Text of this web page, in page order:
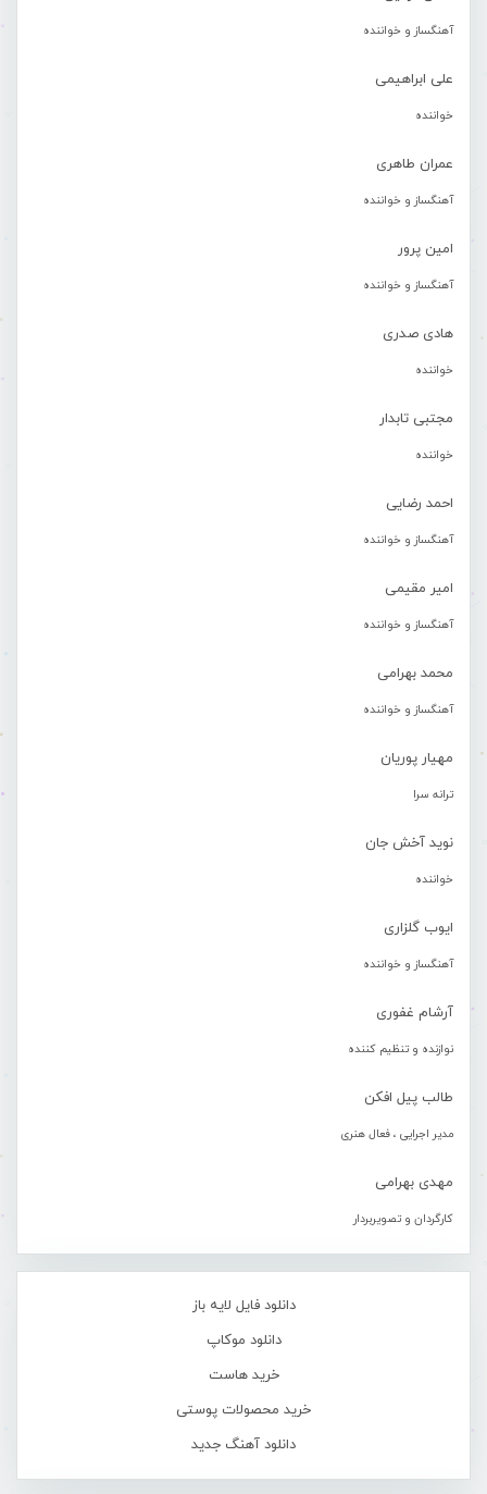
آهنگساز و خواننده
علی ابراهیمی
خواننده
عمران طاهری
آهنگساز و خواننده
امین پرور
آهنگساز و خواننده
هادی صدری
خواننده
مجتبی تابدار
خواننده
احمد رضایی
آهنگساز و خواننده
امیر مقیمی
آهنگساز و خواننده
محمد بهرامی
آهنگساز و خواننده
مهیار پوریان
ترانه سرا
نوید آخش جان
خواننده
ایوب گلزاری
آهنگساز و خواننده
آرشام غفوری
نوازنده و تنظیم کننده
طالب پیل افکن
مدیر اجرایی ، فعال هنری
مهدی بهرامی
کارگردان و تصویربردار
دانلود فایل لایه باز
دانلود موکاپ
خرید هاست
خرید محصولات پوستی
دانلود آهنگ جدید